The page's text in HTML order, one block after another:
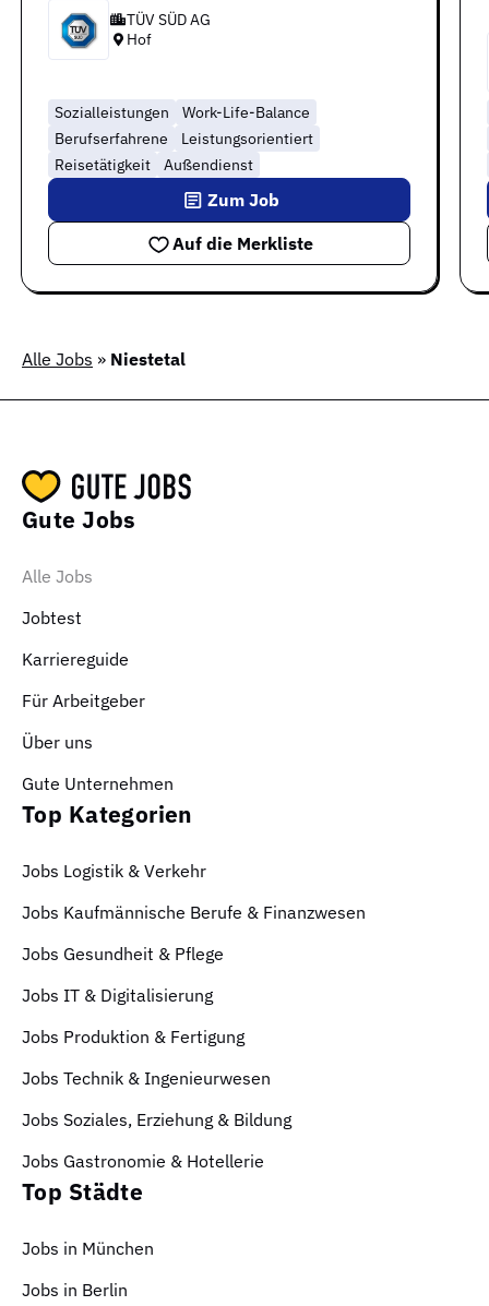
TÜV SÜD AG
Hof
Sozialleistungen
Work-Life-Balance
Berufserfahrene
Leistungsorientiert
Reisetätigkeit
Außendienst
Auf die Merkliste
Zum Job
Alle Jobs » Niestetal
Gute Jobs
Alle Jobs
Jobtest
Karriereguide
Für Arbeitgeber
Über uns
Gute Unternehmen
Top Kategorien
Jobs Logistik & Verkehr
Jobs Kaufmännische Berufe & Finanzwesen
Jobs Gesundheit & Pflege
Jobs IT & Digitalisierung
Jobs Produktion & Fertigung
Jobs Technik & Ingenieurwesen
Jobs Soziales, Erziehung & Bildung
Jobs Gastronomie & Hotellerie
Top Städte
Jobs in München
Jobs in Berlin